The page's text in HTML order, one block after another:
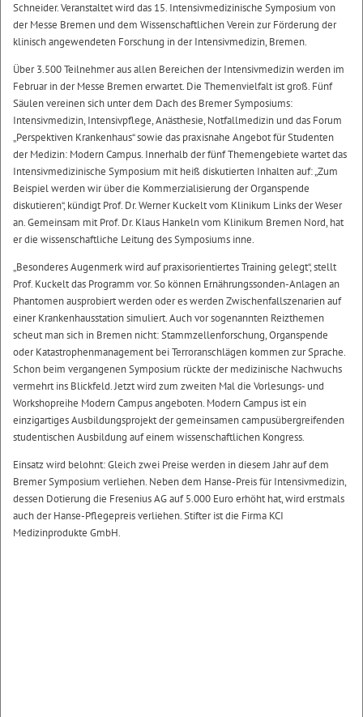
Schneider. Veranstaltet wird das 15. Intensivmedizinische Symposium von
der Messe Bremen und dem Wissenschaftlichen Verein zur Förderung der
klinisch angewendeten Forschung in der Intensivmedizin, Bremen.
Über 3.500 Teilnehmer aus allen Bereichen der Intensivmedizin werden im
Februar in der Messe Bremen erwartet. Die Themenvielfalt ist groß. Fünf
Säulen vereinen sich unter dem Dach des Bremer Symposiums:
Intensivmedizin, Intensivpflege, Anästhesie, Notfallmedizin und das Forum
„Perspektiven Krankenhaus“ sowie das praxisnahe Angebot für Studenten
der Medizin: Modern Campus. Innerhalb der fünf Themengebiete wartet das
Intensivmedizinische Symposium mit heiß diskutierten Inhalten auf: „Zum
Beispiel werden wir über die Kommerzialisierung der Organspende
diskutieren“, kündigt Prof. Dr. Werner Kuckelt vom Klinikum Links der Weser
an. Gemeinsam mit Prof. Dr. Klaus Hankeln vom Klinikum Bremen Nord, hat
er die wissenschaftliche Leitung des Symposiums inne.
„Besonderes Augenmerk wird auf praxisorientiertes Training gelegt“, stellt
Prof. Kuckelt das Programm vor. So können Ernährungssonden-Anlagen an
Phantomen ausprobiert werden oder es werden Zwischenfallszenarien auf
einer Krankenhausstation simuliert. Auch vor sogenannten Reizthemen
scheut man sich in Bremen nicht: Stammzellenforschung, Organspende
oder Katastrophenmanagement bei Terroranschlägen kommen zur Sprache.
Schon beim vergangenen Symposium rückte der medizinische Nachwuchs
vermehrt ins Blickfeld. Jetzt wird zum zweiten Mal die Vorlesungs- und
Workshopreihe Modern Campus angeboten. Modern Campus ist ein
einzigartiges Ausbildungsprojekt der gemeinsamen campusübergreifenden
studentischen Ausbildung auf einem wissenschaftlichen Kongress.
Einsatz wird belohnt: Gleich zwei Preise werden in diesem Jahr auf dem
Bremer Symposium verliehen. Neben dem Hanse-Preis für Intensivmedizin,
dessen Dotierung die Fresenius AG auf 5.000 Euro erhöht hat, wird erstmals
auch der Hanse-Pflegepreis verliehen. Stifter ist die Firma KCI
Medizinprodukte GmbH.